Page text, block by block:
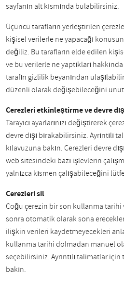
sayfanın alt kısmında bulabilirsiniz.
Üçüncü tarafların yerleştirilen
kişisel verilerle ne yapacağı
değiliz. Bu tarafların elde edilen
ve bu verilerle ne yaptıkları
tarafın gizlilik beyanından
düzenli olarak değişebileceğini
Çerezleri etkinleştirme ve devre
Tarayıcı ayarlarınızı değiştirerek
devre dışı bırakabilirsiniz. Ayrıntılı
kılavuzuna bakın. Çerezleri devre
web sitesindeki bazı işlevlerin
yalnızca kısmen çalışabileceğini
Çerezleri sil
Çoğu çerezin bir son kullanma tarihi
sonra otomatik olarak sona
ilişkin verileri kaydetmeyecekleri
kullanma tarihi dolmadan manuel
seçebilirsiniz. Ayrıntılı talimatlar için
bakın.